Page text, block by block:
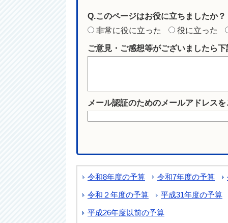
Q.このページはお役に立ちましたか？
非常に役に立った
役に立った
ご意見・ご感想等がございましたら
メール認証のためのメールアドレス
令和8年度の予算 令和7年度の予算
令和２年度の予算 平成31年度の予算
平成26年度以前の予算